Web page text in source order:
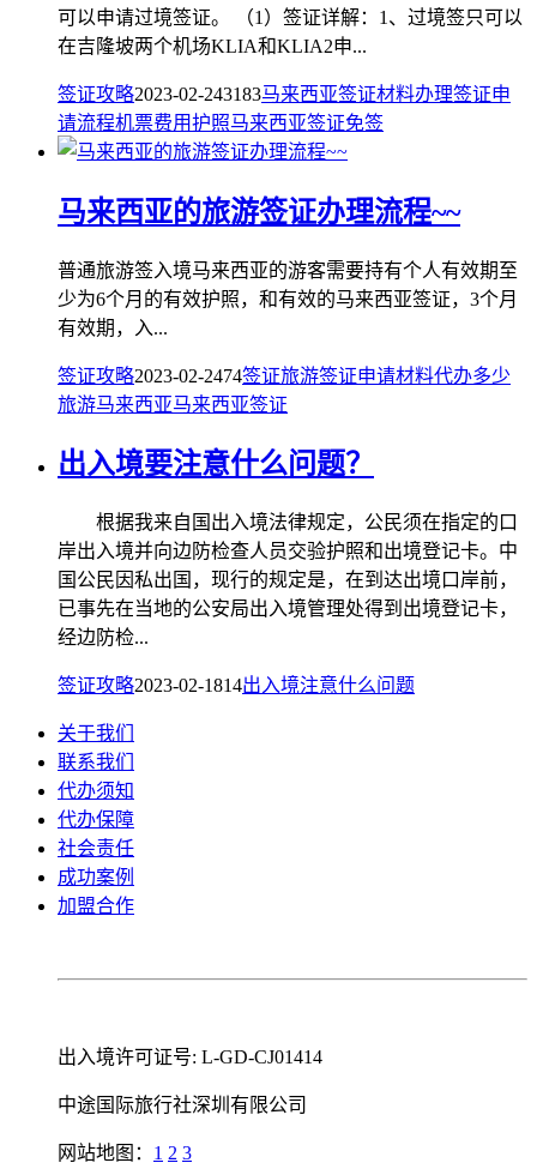
可以申请过境签证。 （1）签证详解：1、过境签只可以
在吉隆坡两个机场KLIA和KLIA2申...
签证攻略2023-02-243183马来西亚签证材料办理签证申
请流程机票费用护照马来西亚签证免签
马来西亚的旅游签证办理流程~~
普通旅游签入境马来西亚的游客需要持有个人有效期至
少为6个月的有效护照，和有效的马来西亚签证，3个月
有效期，入...
签证攻略2023-02-2474签证旅游签证申请材料代办多少
旅游马来西亚马来西亚签证
出入境要注意什么问题？
根据我来自国出入境法律规定，公民须在指定的口
岸出入境并向边防检查人员交验护照和出境登记卡。中
国公民因私出国，现行的规定是，在到达出境口岸前，
已事先在当地的公安局出入境管理处得到出境登记卡，
经边防检...
签证攻略2023-02-1814出入境注意什么问题
关于我们
联系我们
代办须知
代办保障
社会责任
成功案例
加盟合作
出入境许可证号: L-GD-CJ01414
中途国际旅行社深圳有限公司
网站地图： 1 2 3